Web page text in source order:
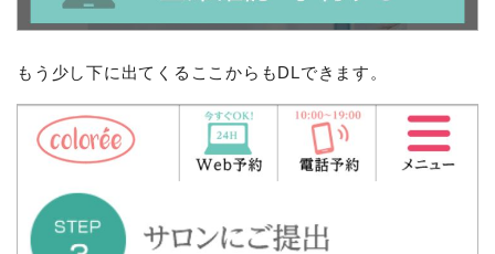
もう少し下に出てくるここからもDLできます。